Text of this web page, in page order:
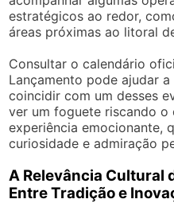
estratégicos ao redor,
áreas próximas ao litoral
Consultar o calendário
Lançamento pode ajudar
coincidir com um desses
ver um foguete riscando o
experiência emocionante,
curiosidade e admiração
A Relevância Cultural
Entre Tradição e